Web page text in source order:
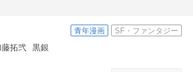
青年漫画 SF・ファンタジー
藤拓弐 黒銀